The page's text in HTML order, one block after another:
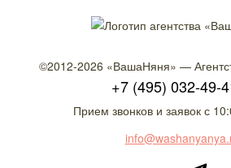
©2012-2026 «ВашаНяня» —
+7 (495) 032-49-
Прием звонков и заявок с